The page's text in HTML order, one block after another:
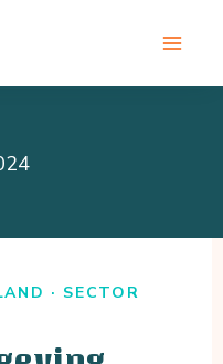
· SECTOR